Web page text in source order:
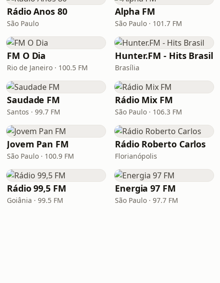
Rádio Anos 80
São Paulo
Alpha FM
São Paulo · 101.7 FM
FM O Dia
Rio de Janeiro · 100.5 FM
Hunter.FM - Hits Brasil
Brasília
Saudade FM
Santos · 99.7 FM
Rádio Mix FM
São Paulo · 106.3 FM
Jovem Pan FM
São Paulo · 100.9 FM
Rádio Roberto Carlos
Florianópolis
Rádio 99,5 FM
Goiânia · 99.5 FM
Energia 97 FM
São Paulo · 97.7 FM